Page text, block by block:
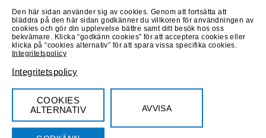
Köp 740 Kr
Progressiva
Bifokala
Låna hem
Den här sidan använder sig av cookies. Genom att fortsätta att
bläddra på den här sidan godkänner du villkoren för användningen av
cookies och gör din upplevelse bättre samt ditt besök hos oss
bekvämare. Klicka “godkänn cookies” för att acceptera cookies eller
klicka på “cookies alternativ” för att spara vissa specifika cookies.
Integritetspolicy
Integritetspolicy
COOKIES
ALTERNATIV
AVVISA